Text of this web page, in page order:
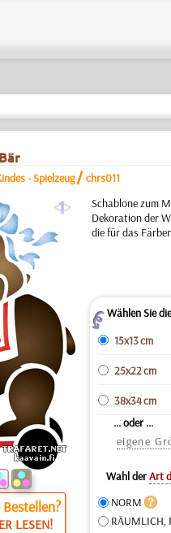
- Spielzeug /chrs011
a
LESEN!
Schablone zum
Dekoration der
die für das
ZWählen Sie
15x13 cm
25x22 cm
38x34 cm
... oder ...
eigene
Wahl derArt
NORM
RÄUMLICH,